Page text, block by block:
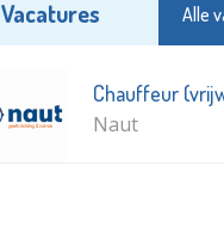
Vacatures Alle
Chauffeur
Naut